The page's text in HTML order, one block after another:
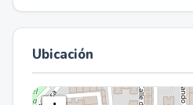
Ubicación